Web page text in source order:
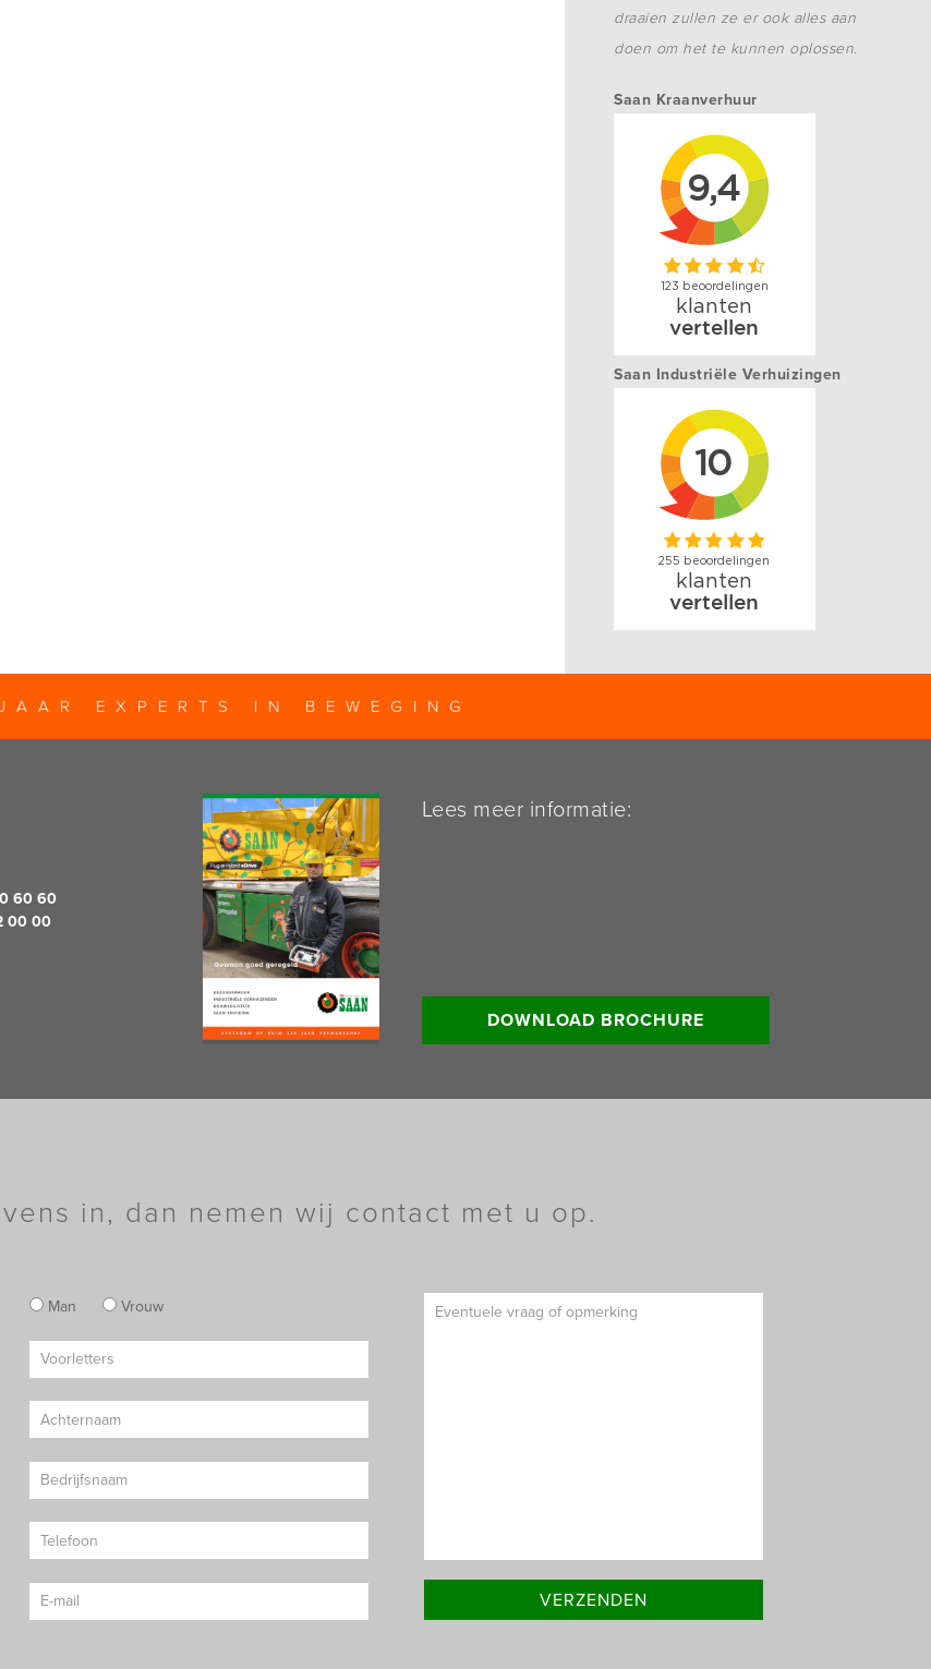
draaien zullen ze er ook alles aan
doen om het te kunnen oplossen.
Saan Kraanverhuur
Saan Industriële Verhuizingen
EXPERTS IN BEWEGING
60 60
00 00
Lees meer informatie:
DOWNLOAD BROCHURE
in, dan nemen wij contact met u op.
Man Vrouw